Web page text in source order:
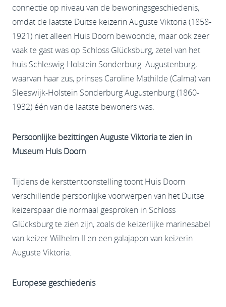
connectie op niveau van de bewoningsgeschiedenis,
omdat de laatste Duitse keizerin Auguste Viktoria (1858-
1921) niet alleen Huis Doorn bewoonde, maar ook zeer
vaak te gast was op Schloss Glücksburg, zetel van het
huis Schleswig-Holstein Sonderburg Augustenburg,
waarvan haar zus, prinses Caroline Mathilde (Calma) van
Sleeswijk-Holstein Sonderburg Augustenburg (1860-
1932) één van de laatste bewoners was.
Persoonlijke bezittingen Auguste Viktoria te zien in
Museum Huis Doorn
Tijdens de kersttentoonstelling toont Huis Doorn
verschillende persoonlijke voorwerpen van het Duitse
keizerspaar die normaal gesproken in Schloss
Glücksburg te zien zijn, zoals de keizerlijke marinesabel
van keizer Wilhelm II en een galajapon van keizerin
Auguste Viktoria.
Europese geschiedenis